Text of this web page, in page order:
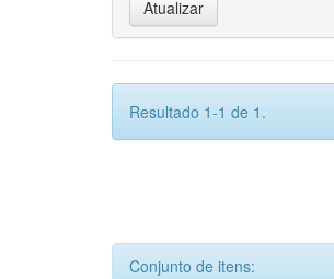
Resultado 1-1 de 1.
Conjunto de itens: